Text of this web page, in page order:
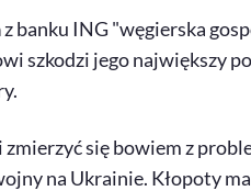
z banku ING "węgierska
szkodzi jego największy
się bowiem z
na Ukrainie. Kłopoty